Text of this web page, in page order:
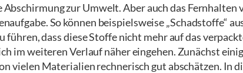
zur Umwelt. Aber auch das Fernhalten
So können beispielsweise „Schadstoffe“
dass diese Stoffe nicht mehr auf das
im weiteren Verlauf näher eingehen. Zunächst
vielen Materialien rechnerisch gut abschätzen. In